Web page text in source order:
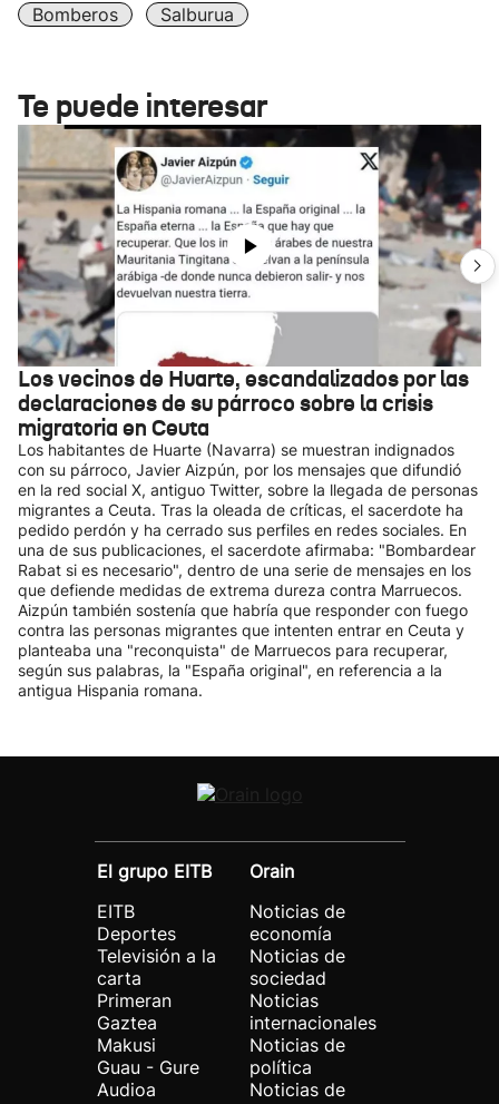
Bomberos
Salburua
Te puede interesar
Los vecinos de Huarte, escandalizados por las
declaraciones de su párroco sobre la crisis
migratoria en Ceuta
Los habitantes de Huarte (Navarra) se muestran indignados
con su párroco, Javier Aizpún, por los mensajes que difundió
en la red social X, antiguo Twitter, sobre la llegada de personas
migrantes a Ceuta. Tras la oleada de críticas, el sacerdote ha
pedido perdón y ha cerrado sus perfiles en redes sociales. En
una de sus publicaciones, el sacerdote afirmaba: "Bombardear
Rabat si es necesario", dentro de una serie de mensajes en los
que defiende medidas de extrema dureza contra Marruecos.
Aizpún también sostenía que habría que responder con fuego
contra las personas migrantes que intenten entrar en Ceuta y
planteaba una "reconquista" de Marruecos para recuperar,
según sus palabras, la "España original", en referencia a la
antigua Hispania romana.
El grupo EITB
EITB
Deportes
Televisión a la
carta
Primeran
Gaztea
Makusi
Guau - Gure
Audioa
Orain
Noticias de
economía
Noticias de
sociedad
Noticias
internacionales
Noticias de
política
Noticias de